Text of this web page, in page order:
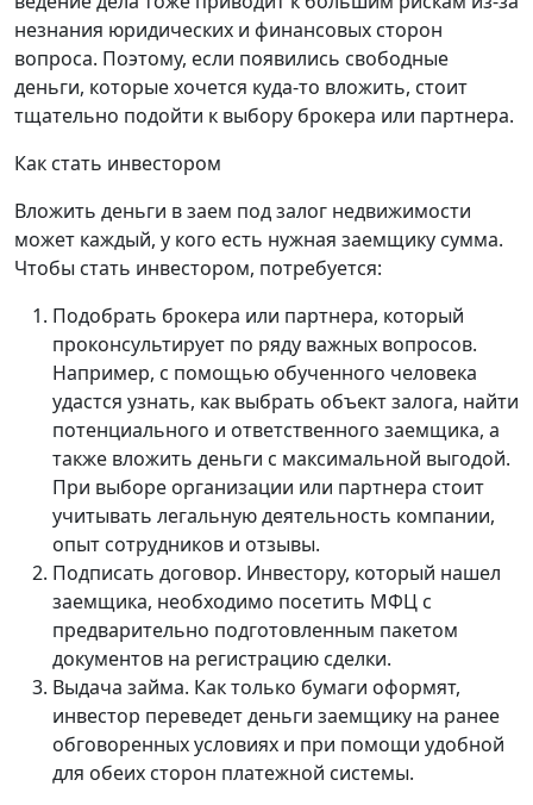
незнания юридических и финансовых сторон
вопроса. Поэтому, если появились свободные
деньги, которые хочется куда-то вложить, стоит
тщательно подойти к выбору брокера или партнера.
Как стать инвестором
Вложить деньги в заем под залог недвижимости
может каждый, у кого есть нужная заемщику сумма.
Чтобы стать инвестором, потребуется:
Подобрать брокера или партнера, который
проконсультирует по ряду важных вопросов.
Например, с помощью обученного человека
удастся узнать, как выбрать объект залога, найти
потенциального и ответственного заемщика, а
также вложить деньги с максимальной выгодой.
При выборе организации или партнера стоит
учитывать легальную деятельность компании,
опыт сотрудников и отзывы.
Подписать договор. Инвестору, который нашел
заемщика, необходимо посетить МФЦ с
предварительно подготовленным пакетом
документов на регистрацию сделки.
Выдача займа. Как только бумаги оформят,
инвестор переведет деньги заемщику на ранее
обговоренных условиях и при помощи удобной
для обеих сторон платежной системы.